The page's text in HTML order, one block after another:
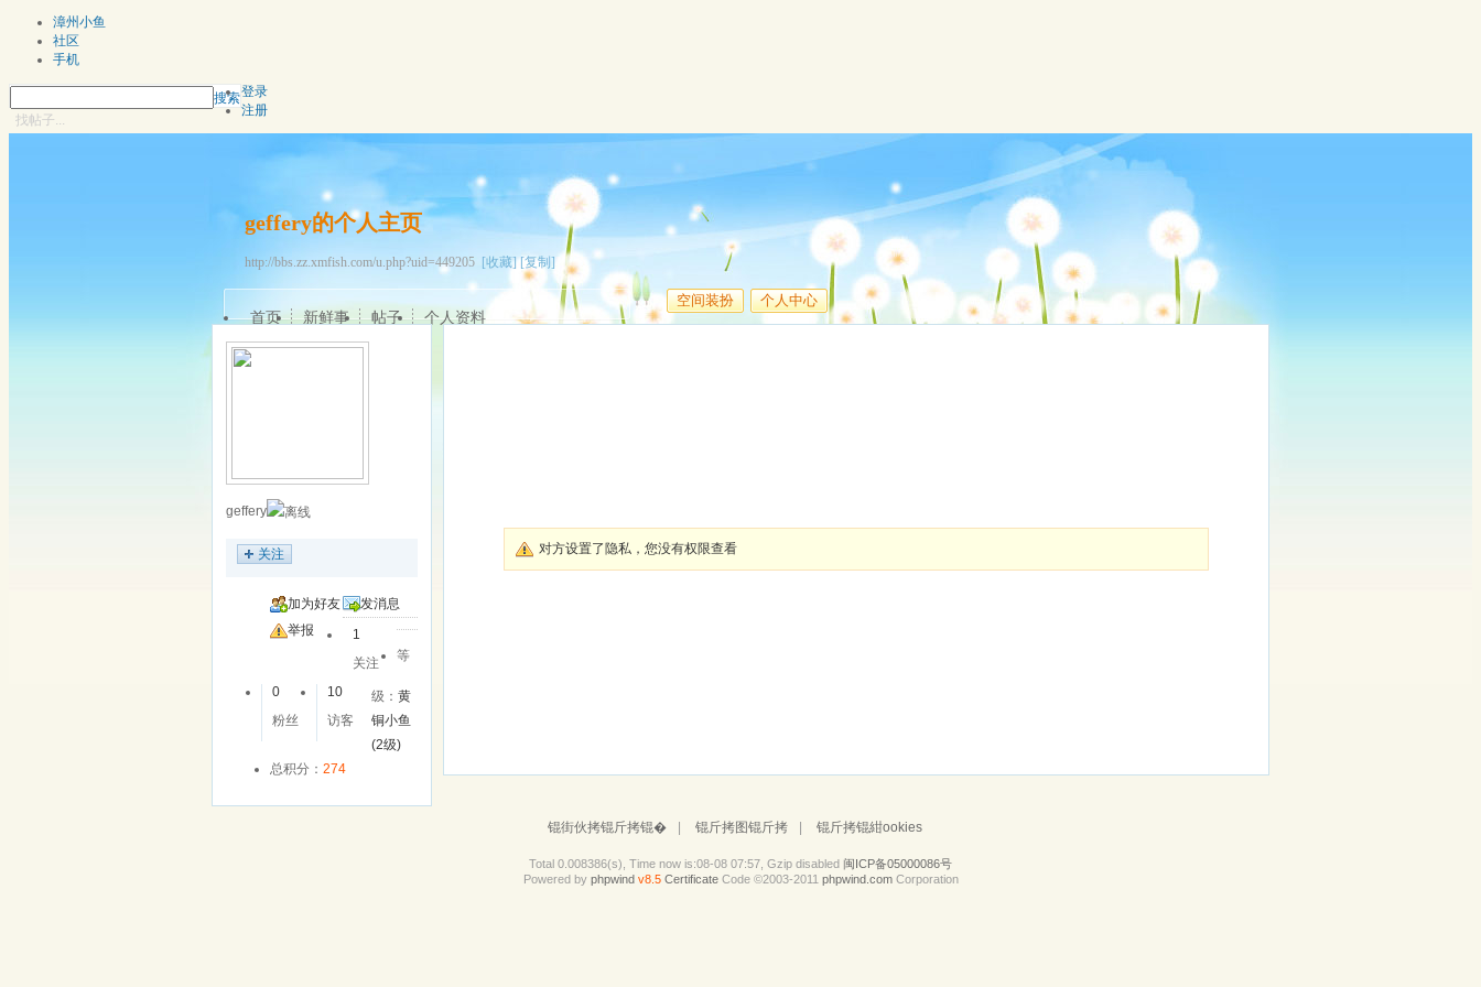
漳州小鱼
社区
手机
搜索
找帖子...
登录
注册
geffery的个人主页
http://bbs.zz.xmfish.com/u.php?uid=449205 [收藏] [复制]
空间装扮 个人中心
首页 新鲜事 帖子 个人资料
geffery
关注
加为好友
发消息
举报
1
关注
0
粉丝
10
访客
等
级：黄
铜小鱼
(2级)
总积分： 274
对方设置了隐私，您没有权限查看
锟街伙拷锟斤拷锟� | 锟斤拷图锟斤拷 | 锟斤拷锟紺ookies
Total 0.008386(s), Time now is:08-08 07:57, Gzip disabled 闽ICP备05000086号
Powered by phpwind v8.5 CertificateCode ©2003-2011 phpwind.comCorporation